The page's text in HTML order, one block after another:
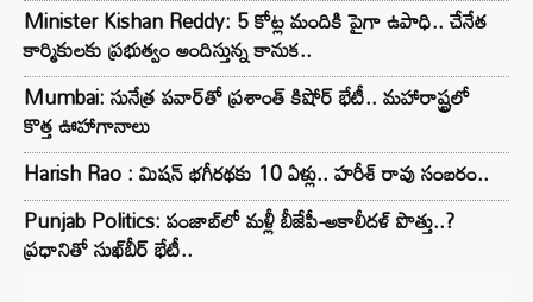
Minister Kishan Reddy: 5 కోట్ల మందికి పైగా ఉపాధి.. చేనేత
కార్మికులకు ప్రభుత్వం అందిస్తున్న కానుక..
Mumbai: సునేత్ర పవార్‌తో ప్రశాంత్ కిషోర్ భేటీ.. మహారాష్ట్రలో
కొత్త ఊహాగానాలు
Harish Rao : మిషన్ భగీరథకు 10 ఏళ్లు.. హరీశ్ రావు సంబరం..
Punjab Politics: పంజాబ్‌లో మళ్లీ బీజేపీ-అకాలీదళ్ పొత్తు..?
ప్రధానితో సుఖ్‌బీర్ భేటీ..